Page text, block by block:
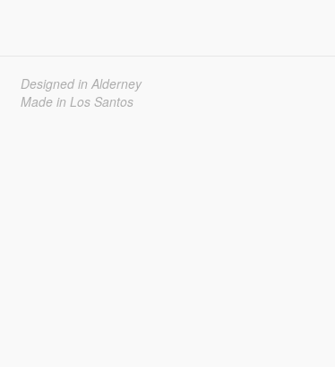
Designed in Alderney
Made in Los Santos